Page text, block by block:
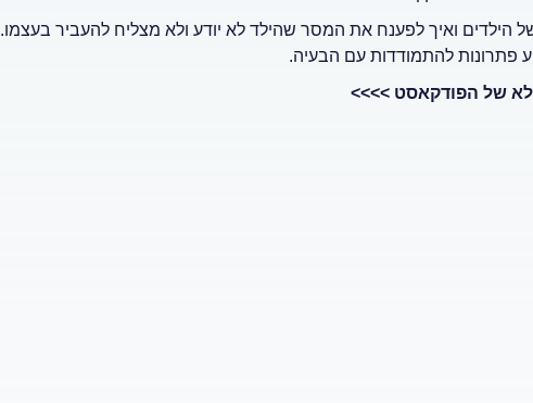
הילדים ואיך לפענח את המסר שהילד לא יודע ולא מצליח להעביר בעצמו.
פתרונות להתמודדות עם הבעיה.
של הפודקאסט >>>>